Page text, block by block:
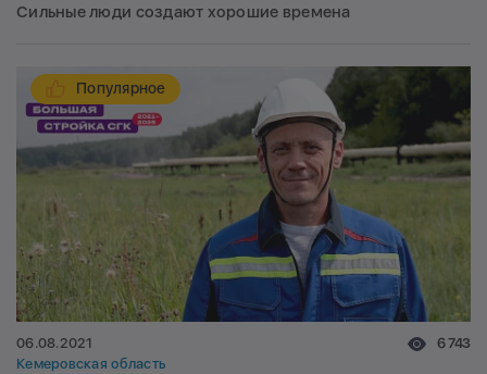
Сильные люди создают хорошие времена
Популярное
06.08.2021
Кемеровская область
6 743